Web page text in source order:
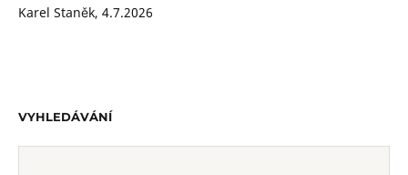
Karel Staněk, 4.7.2026
VYHLEDÁVÁNÍ